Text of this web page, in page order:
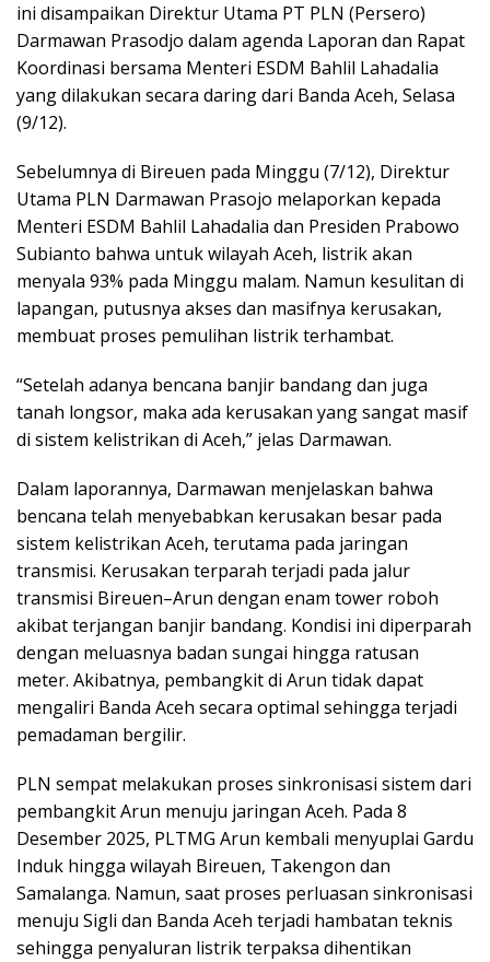
ini disampaikan Direktur Utama PT PLN (Persero)
Darmawan Prasodjo dalam agenda Laporan dan Rapat
Koordinasi bersama Menteri ESDM Bahlil Lahadalia
yang dilakukan secara daring dari Banda Aceh, Selasa
(9/12).
Sebelumnya di Bireuen pada Minggu (7/12), Direktur
Utama PLN Darmawan Prasojo melaporkan kepada
Menteri ESDM Bahlil Lahadalia dan Presiden Prabowo
Subianto bahwa untuk wilayah Aceh, listrik akan
menyala 93% pada Minggu malam. Namun kesulitan di
lapangan, putusnya akses dan masifnya kerusakan,
membuat proses pemulihan listrik terhambat.
“Setelah adanya bencana banjir bandang dan juga
tanah longsor, maka ada kerusakan yang sangat masif
di sistem kelistrikan di Aceh,” jelas Darmawan.
Dalam laporannya, Darmawan menjelaskan bahwa
bencana telah menyebabkan kerusakan besar pada
sistem kelistrikan Aceh, terutama pada jaringan
transmisi. Kerusakan terparah terjadi pada jalur
transmisi Bireuen–Arun dengan enam tower roboh
akibat terjangan banjir bandang. Kondisi ini diperparah
dengan meluasnya badan sungai hingga ratusan
meter. Akibatnya, pembangkit di Arun tidak dapat
mengaliri Banda Aceh secara optimal sehingga terjadi
pemadaman bergilir.
PLN sempat melakukan proses sinkronisasi sistem dari
pembangkit Arun menuju jaringan Aceh. Pada 8
Desember 2025, PLTMG Arun kembali menyuplai Gardu
Induk hingga wilayah Bireuen, Takengon dan
Samalanga. Namun, saat proses perluasan sinkronisasi
menuju Sigli dan Banda Aceh terjadi hambatan teknis
sehingga penyaluran listrik terpaksa dihentikan